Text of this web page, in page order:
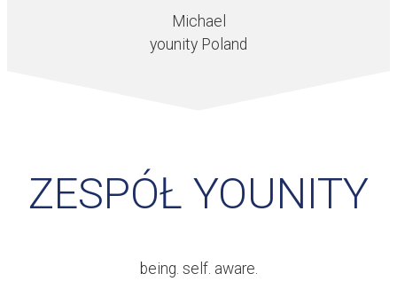
Michael
younity Poland
ZESPÓŁ YOUNITY
being. self. aware.